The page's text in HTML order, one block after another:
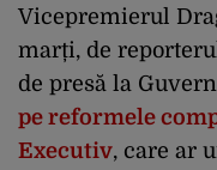
Vicepremierul
marți, de
de presă la
pe reformele
Executiv, care ar